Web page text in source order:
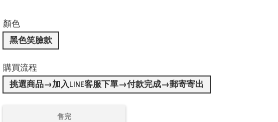
顏色
黑色笑臉款
購買流程
挑選商品→加入LINE客服下單→付款完成→郵寄寄出
售完